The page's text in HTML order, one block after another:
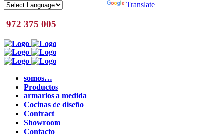
Translate
972 375 005
somos…
Productos
armarios a medida
Cocinas de diseño
Contract
Showroom
Contacto